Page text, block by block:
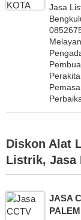
Jasa
Diskon Alat
Listrik, Jasa
JASA